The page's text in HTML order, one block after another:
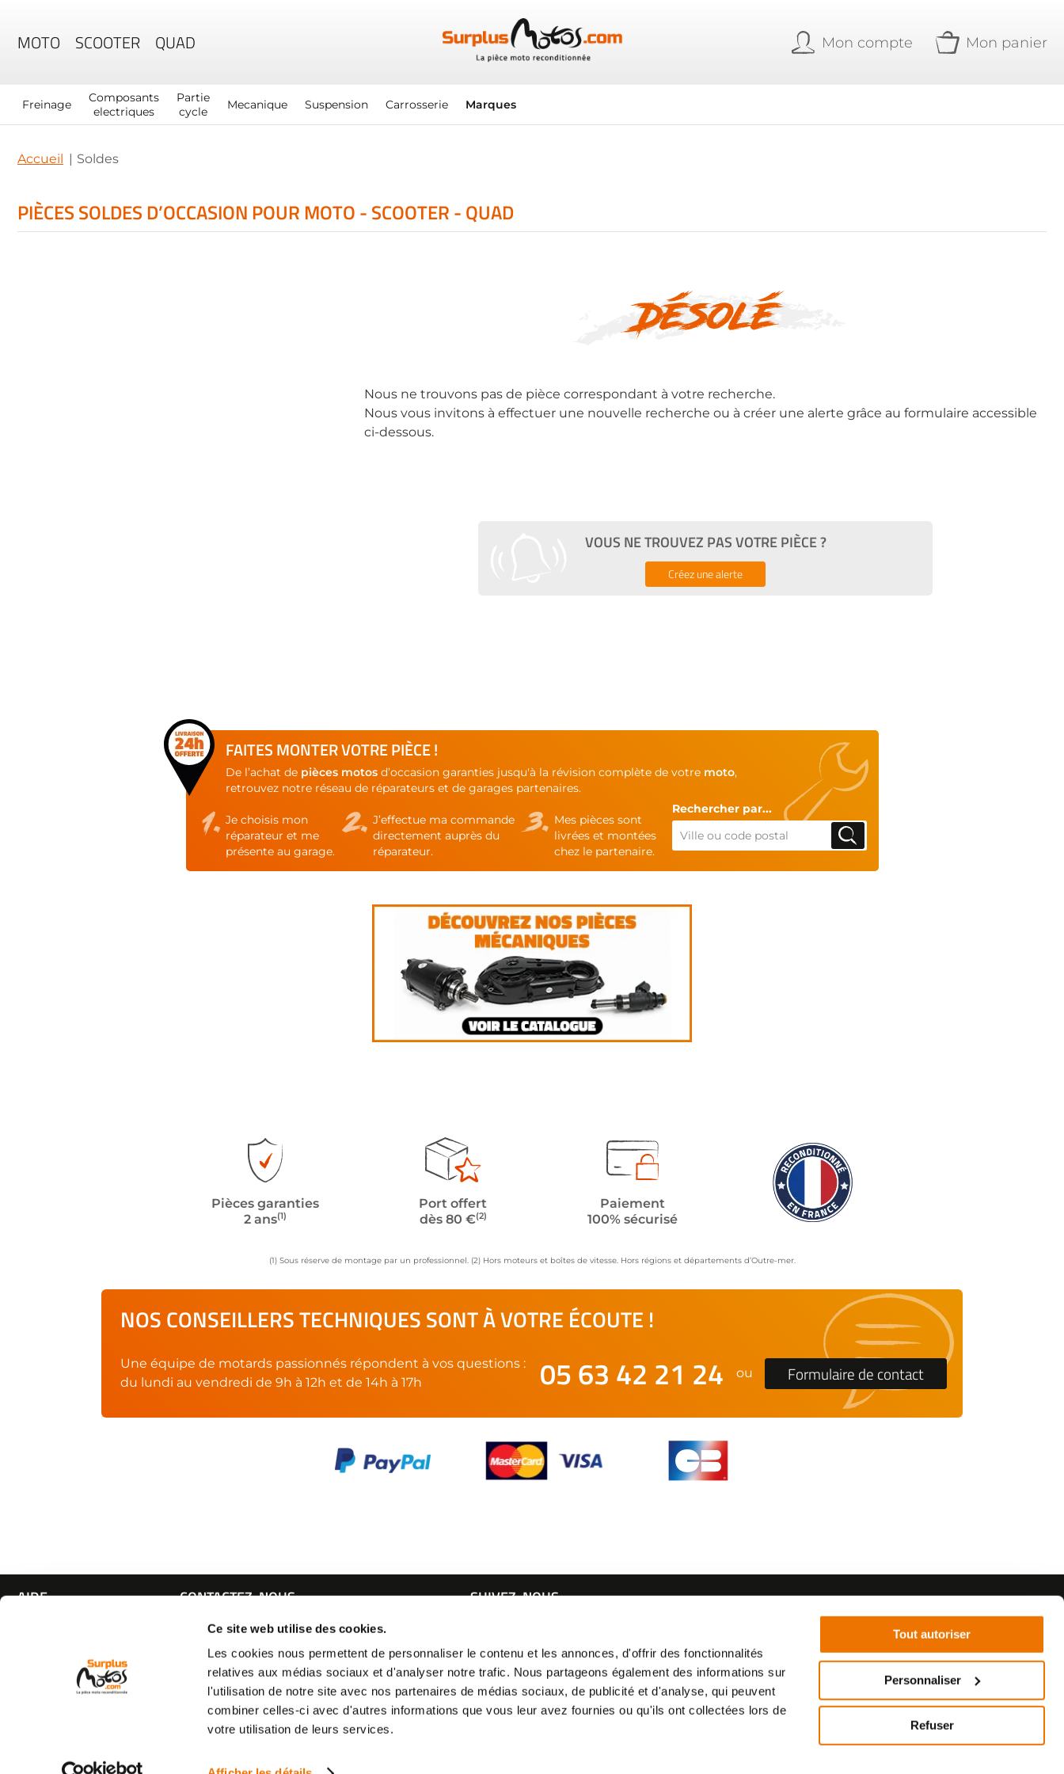
Ce site web utilise des cookies.
Les cookies nous permettent de personnaliser le contenu et les annonces, d'offrir des fonctionnalités
relatives aux médias sociaux et d'analyser notre trafic. Nous partageons également des informations sur
l'utilisation de notre site avec nos partenaires de médias sociaux, de publicité et d'analyse, qui peuvent
combiner celles-ci avec d'autres informations que vous leur avez fournies ou qu'ils ont collectées lors de
votre utilisation de leurs services.
Tout autoriser
Personnaliser
Refuser
MOTO SCOOTER QUAD Mon compte Mon panier
Freinage
Composants
electriques
Partie
cycle
Mecanique Suspension Carrosserie Marques
Accueil Soldes
PIÈCES SOLDES D’OCCASION POUR MOTO - SCOOTER - QUAD
Désolé
Nous ne trouvons pas de pièce correspondant à votre recherche.
Nous vous invitons à effectuer une nouvelle recherche ou à créer une alerte grâce au formulaire accessible
ci-dessous.
VOUS NE TROUVEZ PAS VOTRE PIÈCE ?
Créez une alerte
FAITES MONTER VOTRE PIÈCE !
De l’achat de pièces motosd’occasion garanties jusqu'à la révision complète de votre moto,
retrouvez notre réseau de réparateurs et de garages partenaires.
Je choisis mon
réparateur et me
présente au garage.
J’effectue ma commande
directement auprès du
réparateur.
Mes pièces sont
livrées et montées
chez le partenaire.
Rechercher par...
Pièces garanties
2 ans(1)
Port offert
dès 80 €(2)
Paiement
100% sécurisé
(1) Sous réserve de montage par un professionnel. (2) Hors moteurs et boîtes de vitesse. Hors régions et départements d’Outre-mer.
NOS CONSEILLERS TECHNIQUES SONT À VOTRE ÉCOUTE !
Une équipe de motards passionnés répondent à vos questions :
du lundi au vendredi de 9h à 12h et de 14h à 17h
05 63 42 21 24 ou Formulaire de contact
AIDE
Qui sommes nous
Mentions légales
CONTACTEZ-NOUS
Par e-mail :
Cliquez ici
(coût d'un appel local)
SUIVEZ-NOUS
©2021 - SurplusMotos - Réalisation : datasolution.fr